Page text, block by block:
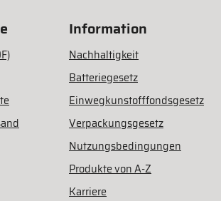
Information
Nachhaltigkeit
Batteriegesetz
Einwegkunstofffondsgesetz
Verpackungsgesetz
Nutzungsbedingungen
Produkte von A-Z
Karriere